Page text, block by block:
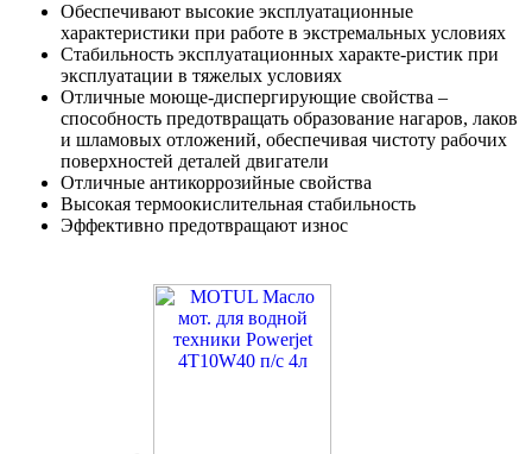
Обеспечивают высокие эксплуатационные
характеристики при работе в экстремальных условиях
Стабильность эксплуатационных характе-ристик при
эксплуатации в тяжелых условиях
Отличные моюще-диспергирующие свойства –
способность предотвращать образование нагаров, лаков
и шламовых отложений, обеспечивая чистоту рабочих
поверхностей деталей двигатели
Отличные антикоррозийные свойства
Высокая термоокислительная стабильность
Эффективно предотвращают износ